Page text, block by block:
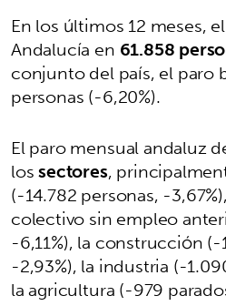
En los últimos 12 meses,
Andalucía en 61.858
conjunto del país, el paro
personas (-6,20%).
El paro mensual andaluz
lossectores,
(-14.782 personas, -
colectivo sin empleo
-6,11%), la construcción
-2,93%), la industria (-
la agricultura (-979